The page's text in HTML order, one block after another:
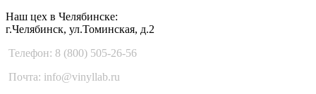
Наш цех в Челябинске:
г.Челябинск, ул.Томинская, д.2
Телефон: 8 (800) 505-26-56
Почта: info@vinyllab.ru